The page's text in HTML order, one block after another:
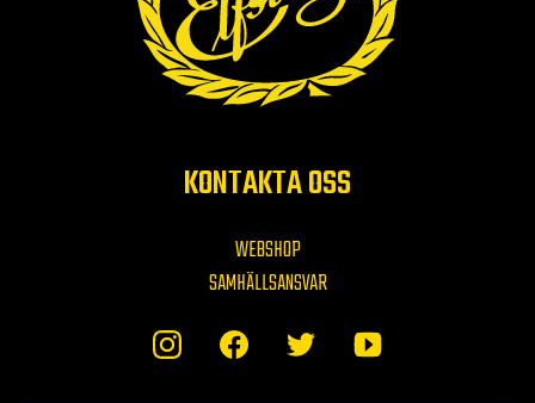
KONTAKTA OSS
WEBSHOP
SAMHÄLLSANSVAR